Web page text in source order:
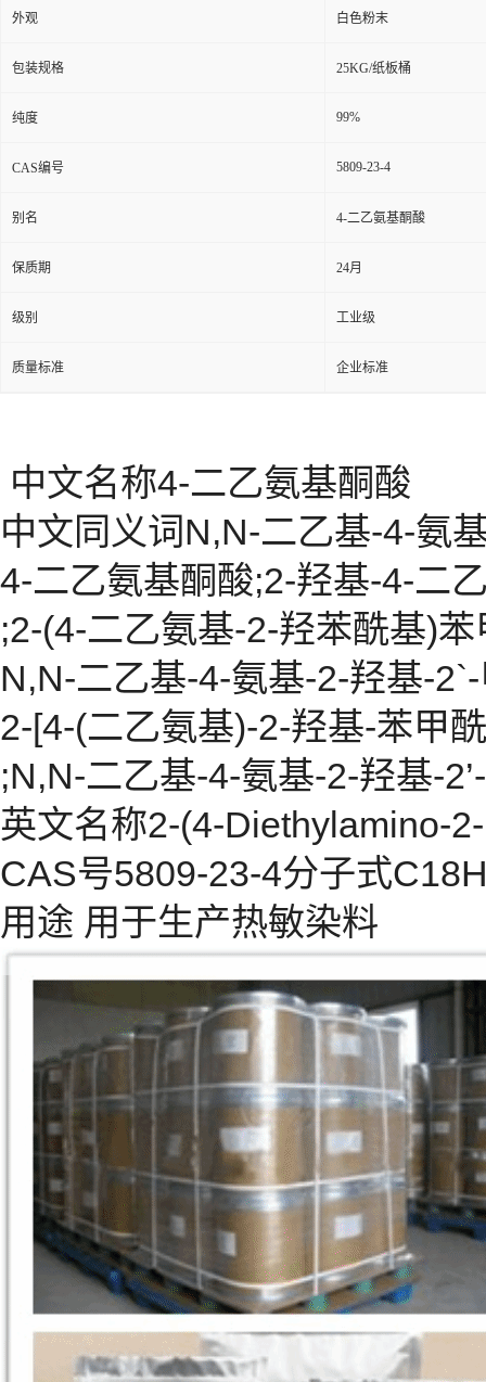
外观 白色粉末
包装规格 25KG/纸板桶
纯度 99%
CAS编号 5809-23-4
别名 4-二乙氨基酮酸
保质期 24月
级别 工业级
质量标准 企业标准
中文名称4-二乙氨基酮酸
中文同义词N,N-二乙基-4-氨
4-二乙氨基酮酸;2-羟基-4-二
;2-(4-二乙氨基-2-羟苯酰基)苯
N,N-二乙基-4-氨基-2-羟基-
2-[4-(二乙氨基)-2-羟基-苯甲
;N,N-二乙基-4-氨基-2-羟基-
英文名称2-(4-Diethylamino-
CAS号5809-23-4分子式
用途 用于生产热敏染料